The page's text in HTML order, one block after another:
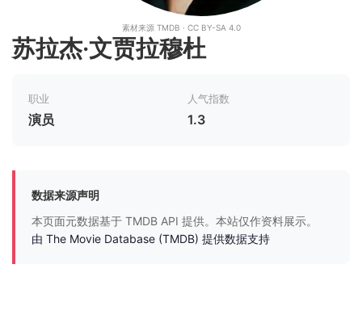
素材来源 TMDB · CC BY-SA 4.0
苏拉杰·文贾拉穆杜
职业
演员
人气指数
1.3
数据来源声明
本页面元数据基于 TMDB API 提供。本站仅作资料展示。
由 The Movie Database (TMDB) 提供数据支持